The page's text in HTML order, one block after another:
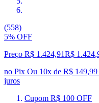
(558)
5% OFF
Preço R$ 1.424,91R$ 1.424,
no Pix Ou 10x de R$ 149,99
juros
Cupom R$ 100 OFF